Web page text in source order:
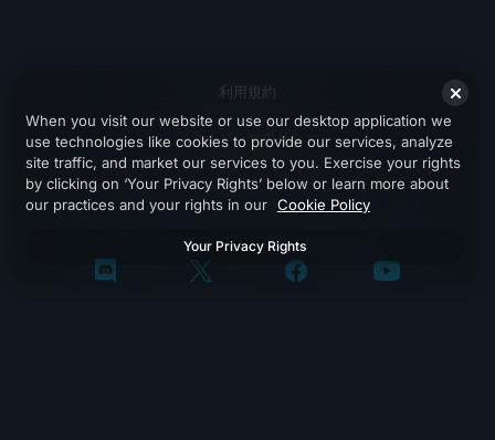
利用規約
プライバシーポリシー
サポート
When you visit our website or use our desktop application we
use technologies like cookies to provide our services, analyze
site traffic, and market our services to you. Exercise your rights
by clicking on ‘Your Privacy Rights’ below or learn more about
our practices and your rights in our Cookie Policy
Your Privacy Rights